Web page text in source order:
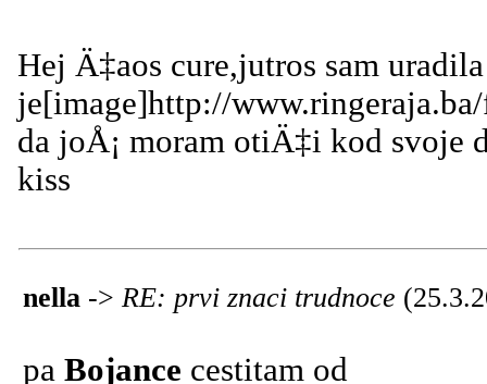
Hej Ä‡aos cure,jutros sam
je[image]http://
da joÅ¡ moram otiÄ‡i kod svoje
kiss
nella -> RE: prvi znaci trudnoce
pa Bojance cestitam od